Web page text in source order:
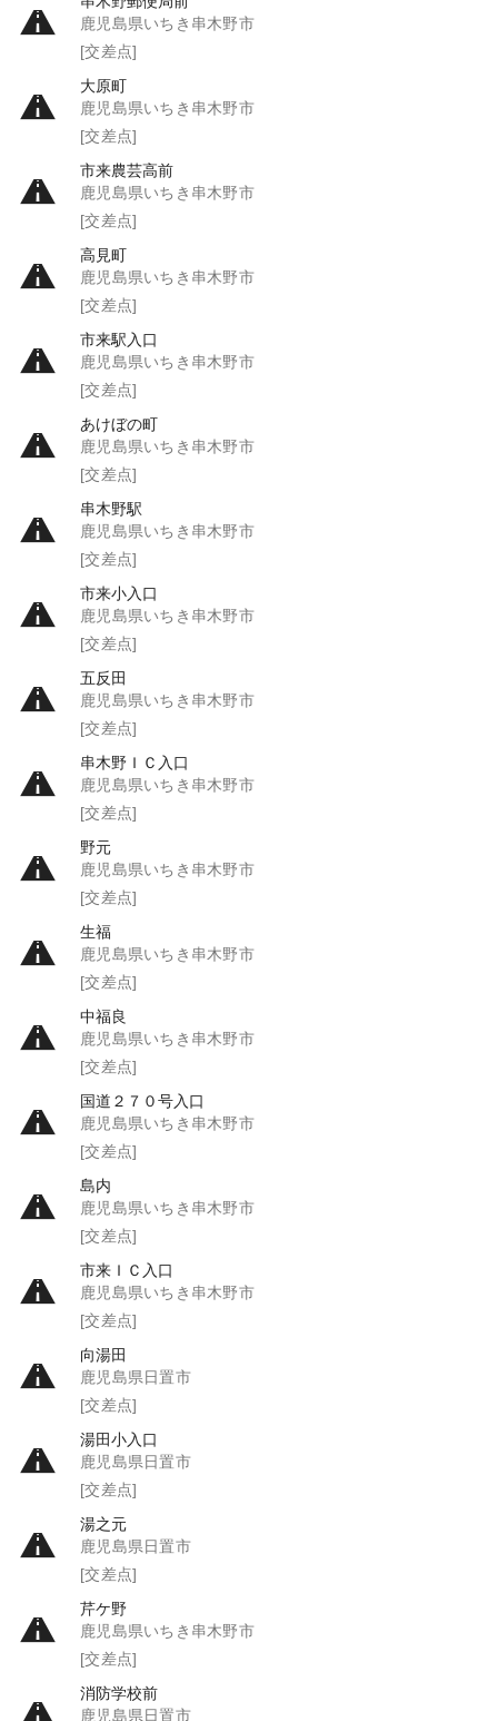
鹿児島県いちき串木野市
[交差点]
大原町
鹿児島県いちき串木野市
[交差点]
市来農芸高前
鹿児島県いちき串木野市
[交差点]
高見町
鹿児島県いちき串木野市
[交差点]
市来駅入口
鹿児島県いちき串木野市
[交差点]
あけぼの町
鹿児島県いちき串木野市
[交差点]
串木野駅
鹿児島県いちき串木野市
[交差点]
市来小入口
鹿児島県いちき串木野市
[交差点]
五反田
鹿児島県いちき串木野市
[交差点]
串木野ＩＣ入口
鹿児島県いちき串木野市
[交差点]
野元
鹿児島県いちき串木野市
[交差点]
生福
鹿児島県いちき串木野市
[交差点]
中福良
鹿児島県いちき串木野市
[交差点]
国道２７０号入口
鹿児島県いちき串木野市
[交差点]
島内
鹿児島県いちき串木野市
[交差点]
市来ＩＣ入口
鹿児島県いちき串木野市
[交差点]
向湯田
鹿児島県日置市
[交差点]
湯田小入口
鹿児島県日置市
[交差点]
湯之元
鹿児島県日置市
[交差点]
芹ケ野
鹿児島県いちき串木野市
[交差点]
消防学校前
鹿児島県日置市